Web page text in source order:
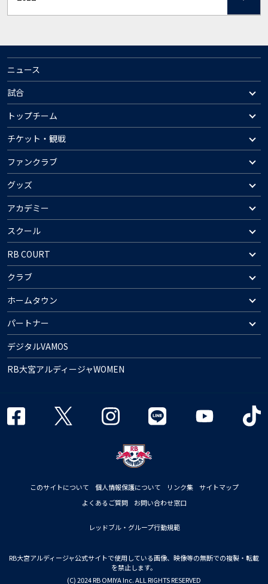
ニュース
試合
トップチーム
チケット・観戦
ファンクラブ
グッズ
アカデミー
スクール
RB COURT
クラブ
ホームタウン
パートナー
デジタルVAMOS
RB大宮アルディージャWOMEN
このサイトについて 個人情報保護について リンク集
サイトマップ
よくあるご質問
お問い合わせ窓口
レッドブル・グループ行動規範
RB大宮アルディージャ公式サイトで使用している画像、映像等の無断での複製・転載
を禁止します。
(C) 2024 RB OMIYA Inc. ALL RIGHTS RESERVED